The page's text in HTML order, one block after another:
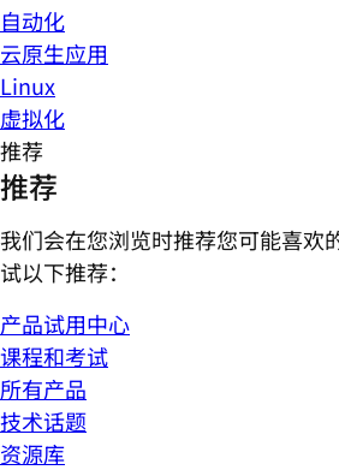
自动化
云原生应用
Linux
虚拟化
推荐
推荐
我们会在您浏览时推荐您可能喜欢
试以下推荐：
产品试用中心
课程和考试
所有产品
技术话题
资源库